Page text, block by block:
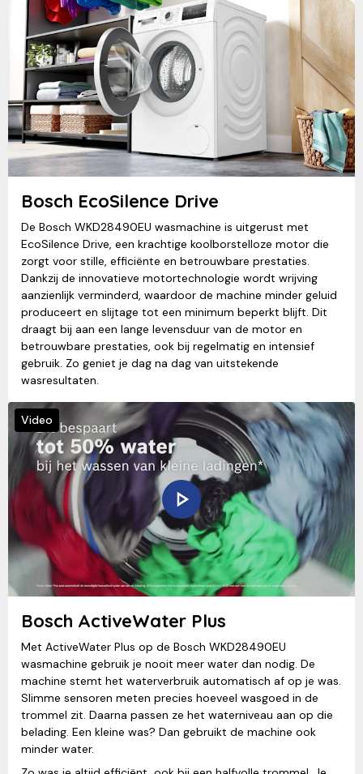
Bosch EcoSilence Drive
De Bosch WKD28490EU wasmachine is uitgerust met
EcoSilence Drive, een krachtige koolborstelloze motor die
zorgt voor stille, efficiënte en betrouwbare prestaties.
Dankzij de innovatieve motortechnologie wordt wrijving
aanzienlijk verminderd, waardoor de machine minder geluid
produceert en slijtage tot een minimum beperkt blijft. Dit
draagt bij aan een lange levensduur van de motor en
betrouwbare prestaties, ook bij regelmatig en intensief
gebruik. Zo geniet je dag na dag van uitstekende
wasresultaten.
Video
Bosch ActiveWater Plus
Met ActiveWater Plus op de Bosch WKD28490EU
wasmachine gebruik je nooit meer water dan nodig. De
machine stemt het waterverbruik automatisch af op je was.
Slimme sensoren meten precies hoeveel wasgoed in de
trommel zit. Daarna passen ze het waterniveau aan op die
belading. Een kleine was? Dan gebruikt de machine ook
minder water.